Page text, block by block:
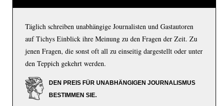
Täglich schreiben unabhängige Journalisten und Gastautoren
auf Tichys Einblick ihre Meinung zu den Fragen der Zeit. Zu
jenen Fragen, die sonst oft all zu einseitig dargestellt oder unter
den Teppich gekehrt werden.
DEN PREIS FÜR UNABHÄNGIGEN JOURNALISMUS
BESTIMMEN SIE.